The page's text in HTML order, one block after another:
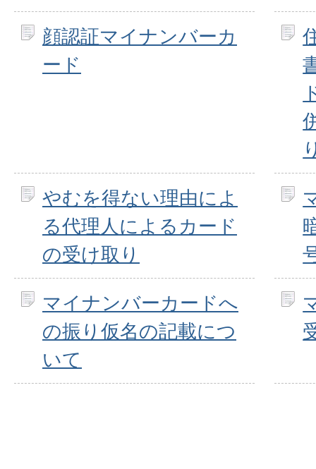
顔認証マイナンバーカ
ード
やむを得ない理由によ
る代理人によるカード
の受け取り
マイナンバーカードへ
の振り仮名の記載につ
いて